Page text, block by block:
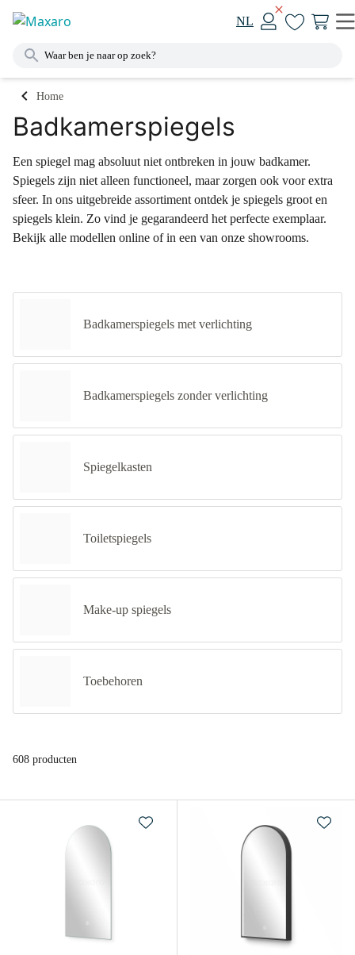
NL
Home
Badkamerspiegels
Een spiegel mag absoluut niet ontbreken in jouw badkamer.
Spiegels zijn niet alleen functioneel, maar zorgen ook voor extra
sfeer. In ons uitgebreide assortiment ontdek je spiegels groot en
spiegels klein. Zo vind je gegarandeerd het perfecte exemplaar.
Bekijk alle modellen online of in een van onze showrooms.
Badkamerspiegels met verlichting
Badkamerspiegels zonder verlichting
Spiegelkasten
Toiletspiegels
Make-up spiegels
Toebehoren
608 producten